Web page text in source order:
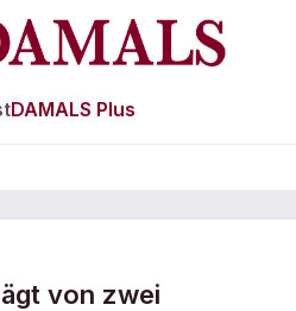
DAMALS Plus
von zwei